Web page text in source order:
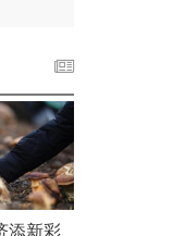
添新彩